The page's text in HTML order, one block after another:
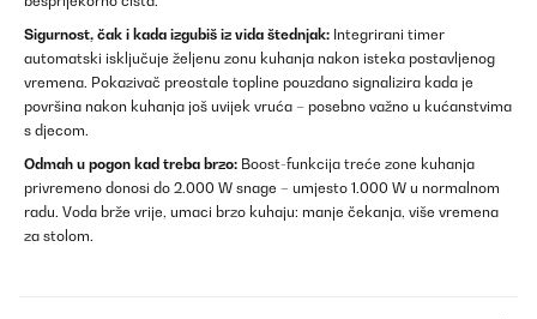
Sigurnost, čak i kada izgubiš iz vida štednjak: Integrirani timer
automatski isključuje željenu zonu kuhanja nakon isteka postavljenog
vremena. Pokazivač preostale topline pouzdano signalizira kada je
površina nakon kuhanja još uvijek vruća – posebno važno u kućanstvima
s djecom.
Odmah u pogon kad treba brzo: Boost-funkcija treće zone kuhanja
privremeno donosi do 2.000 W snage – umjesto 1.000 W u normalnom
radu. Voda brže vrije, umaci brzo kuhaju: manje čekanja, više vremena
za stolom.